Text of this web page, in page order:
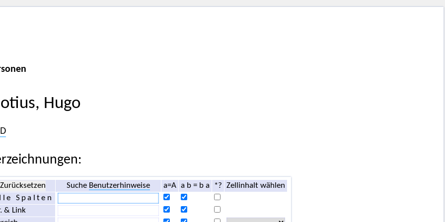
Hugo
Zurücksetzen Suche Benutzerhinweise a=A a b = b a *?
Zellinhalt wählen
Spalten
& Link